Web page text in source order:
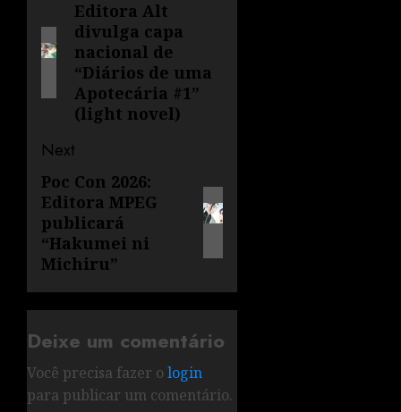
Editora Alt
divulga capa
nacional de
“Diários de uma
Apotecária #1”
(light novel)
Next
Poc Con 2026:
Editora MPEG
publicará
“Hakumei ni
Michiru”
Deixe um comentário
Você precisa fazer o login
para publicar um comentário.